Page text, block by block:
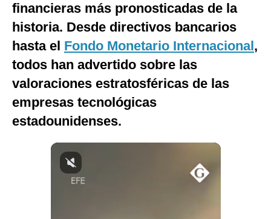
financieras más pronosticadas de la
historia. Desde directivos bancarios
hasta el Fondo Monetario Internacional,
todos han advertido sobre las
valoraciones estratosféricas de las
empresas tecnológicas
estadounidenses.